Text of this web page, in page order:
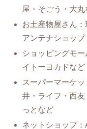
屋・そごう・大丸
お土産物屋さん
アンテナショッ
ショッピングモ
イトーヨカドなど
スーパーマーケ
井・ライフ・西
っとなど
ネットショップ